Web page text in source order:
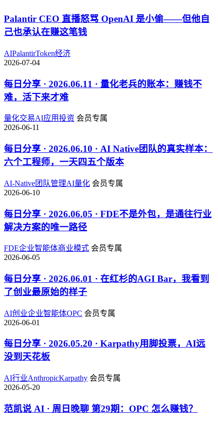
Palantir CEO 直播怒骂 OpenAI 是小偷——但他自
己也承认在赚这笔钱
AIPalantirToken经济
2026-07-04
每日分享 · 2026.06.11 · 量化老兵的账本：赚钱不
难，活下来才难
量化交易AI应用投资 会员专属
2026-06-11
每日分享 · 2026.06.10 · AI Native团队的真实样本：
六个工程师，一天四五个版本
AI-Native团队管理AI量化 会员专属
2026-06-10
每日分享 · 2026.06.05 · FDE不是外包，是通往行业
解决方案的唯一路径
FDE企业智能体商业模式 会员专属
2026-06-05
每日分享 · 2026.06.01 · 在红杉的AGI Bar，我看到
了创业最原始的样子
AI创业企业智能体OPC 会员专属
2026-06-01
每日分享 · 2026.05.20 · Karpathy用脚投票，AI远
没到天花板
AI行业AnthropicKarpathy 会员专属
2026-05-20
范凯说 AI · 周日晚聊 第29期：OPC 怎么赚钱？